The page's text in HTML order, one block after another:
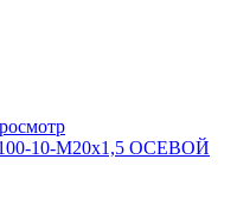
100-10-М20х1,5 ОСЕВОЙ